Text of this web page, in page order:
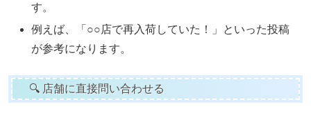
す。
例えば、「○○店で再入荷していた！」といった投稿
が参考になります。
🔍 店舗に直接問い合わせる